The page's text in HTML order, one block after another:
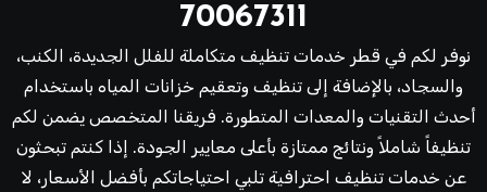
70067311
نوفر لكم في قطر خدمات تنظيف متكاملة للفلل الجديدة، الكنب،
والسجاد، بالإضافة إلى تنظيف وتعقيم خزانات المياه باستخدام
أحدث التقنيات والمعدات المتطورة. فريقنا المتخصص يضمن لكم
تنظيفاً شاملاً ونتائج ممتازة بأعلى معايير الجودة. إذا كنتم تبحثون
عن خدمات تنظيف احترافية تلبي احتياجاتكم بأفضل الأسعار، لا